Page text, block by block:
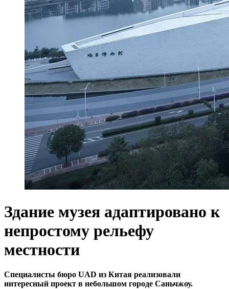
Здание музея адаптировано к
непростому рельефу
местности
Специалисты бюро UAD из Китая реализовали
интересный проект в небольшом городе Саньчжоу.